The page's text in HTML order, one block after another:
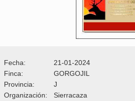
Fecha:
21-01-2024
Finca:
GORGOJIL
Provincia:
J
Organización:
Sierracaza